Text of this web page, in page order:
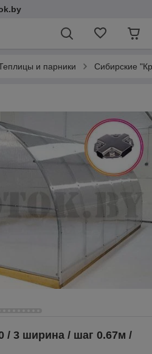
и парники Сибирские
/ 3 ширина / шаг 0.67м /